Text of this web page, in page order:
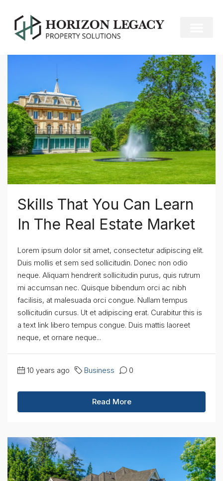
Luxury
Skills That You Can Learn
In The Real Estate Market
Lorem ipsum dolor sit amet, consectetur adipiscing elit.
Duis mollis et sem sed sollicitudin. Donec non odio
neque. Aliquam hendrerit sollicitudin purus, quis rutrum
mi accumsan nec. Quisque bibendum orci ac nibh
facilisis, at malesuada orci congue. Nullam tempus
sollicitudin cursus. Ut et adipiscing erat. Curabitur this is
a text link libero tempus congue. Duis mattis laoreet
neque, et ornare neque...
10 years ago Business 0
Read More